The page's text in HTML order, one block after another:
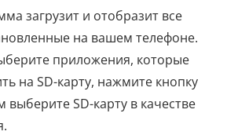
загрузит и отобразит все
на вашем телефоне.
приложения, которые
на SD-карту, нажмите кнопку
выберите SD-карту в качестве